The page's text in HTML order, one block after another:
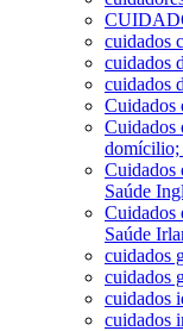
cuidados
cuidados
cuidados
Cuidados
Cuidados
domícilio;
Cuidados
Saúde
Cuidados
Saúde
cuidados
cuidados
cuidados
cuidados